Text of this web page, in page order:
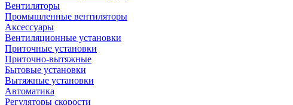
Вентиляторы
Промышленные вентиляторы
Аксессуары
Вентиляционные установки
Приточные установки
Приточно-вытяжные
Бытовые установки
Вытяжные установки
Автоматика
Регуляторы скорости